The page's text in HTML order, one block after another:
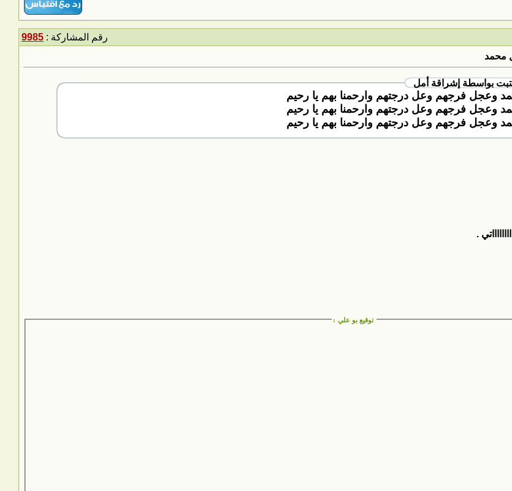
رقم المشاركة : 9985
محمد
بواسطة إشراقة أمل
وعجل فرجهم وعل درجتهم وارحمنا بهم يا رحيم
وعجل فرجهم وعل درجتهم وارحمنا بهم يا رحيم
وعجل فرجهم وعل درجتهم وارحمنا بهم يا رحيم
.
توقيع بو علي :